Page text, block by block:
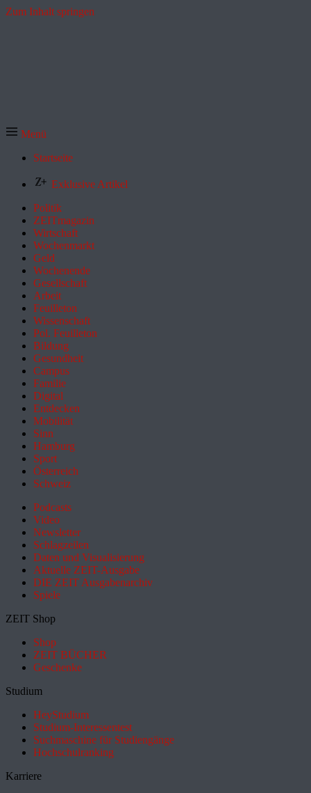
Zum Inhalt springen
Menü
Startseite
Exklusive Artikel
Politik
ZEITmagazin
Wirtschaft
Wochenmarkt
Geld
Wochenende
Gesellschaft
Arbeit
Feuilleton
Wissenschaft
Pol. Feuilleton
Bildung
Gesundheit
Campus
Familie
Digital
Entdecken
Mobilität
Sinn
Hamburg
Sport
Österreich
Schweiz
Podcasts
Video
Newsletter
Schlagzeilen
Daten und Visualisierung
Aktuelle ZEIT-Ausgabe
DIE ZEIT Ausgabenarchiv
Spiele
ZEIT Shop
Shop
ZEIT BÜCHER
Geschenke
Studium
HeyStudium
Studium-Interessentest
Suchmaschine für Studiengänge
Hochschulranking
Karriere